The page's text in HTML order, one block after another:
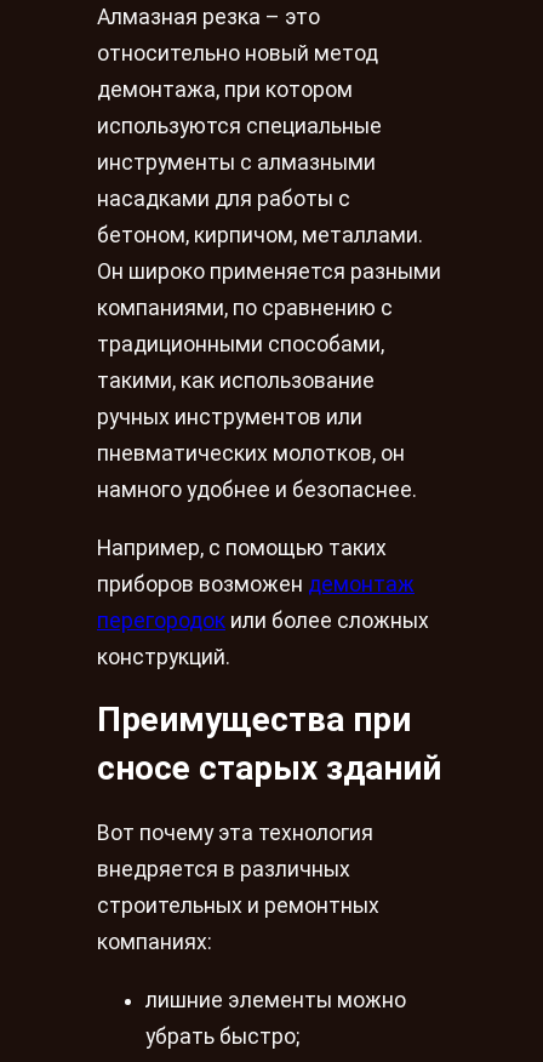
Алмазная резка – это
относительно новый метод
демонтажа, при котором
используются специальные
инструменты с алмазными
насадками для работы с
бетоном, кирпичом, металлами.
Он широко применяется разными
компаниями, по сравнению с
традиционными способами,
такими, как использование
ручных инструментов или
пневматических молотков, он
намного удобнее и безопаснее.
Например, с помощью таких
приборов возможен демонтаж
перегородок или более сложных
конструкций.
Преимущества при
сносе старых зданий
Вот почему эта технология
внедряется в различных
строительных и ремонтных
компаниях:
лишние элементы можно
убрать быстро;